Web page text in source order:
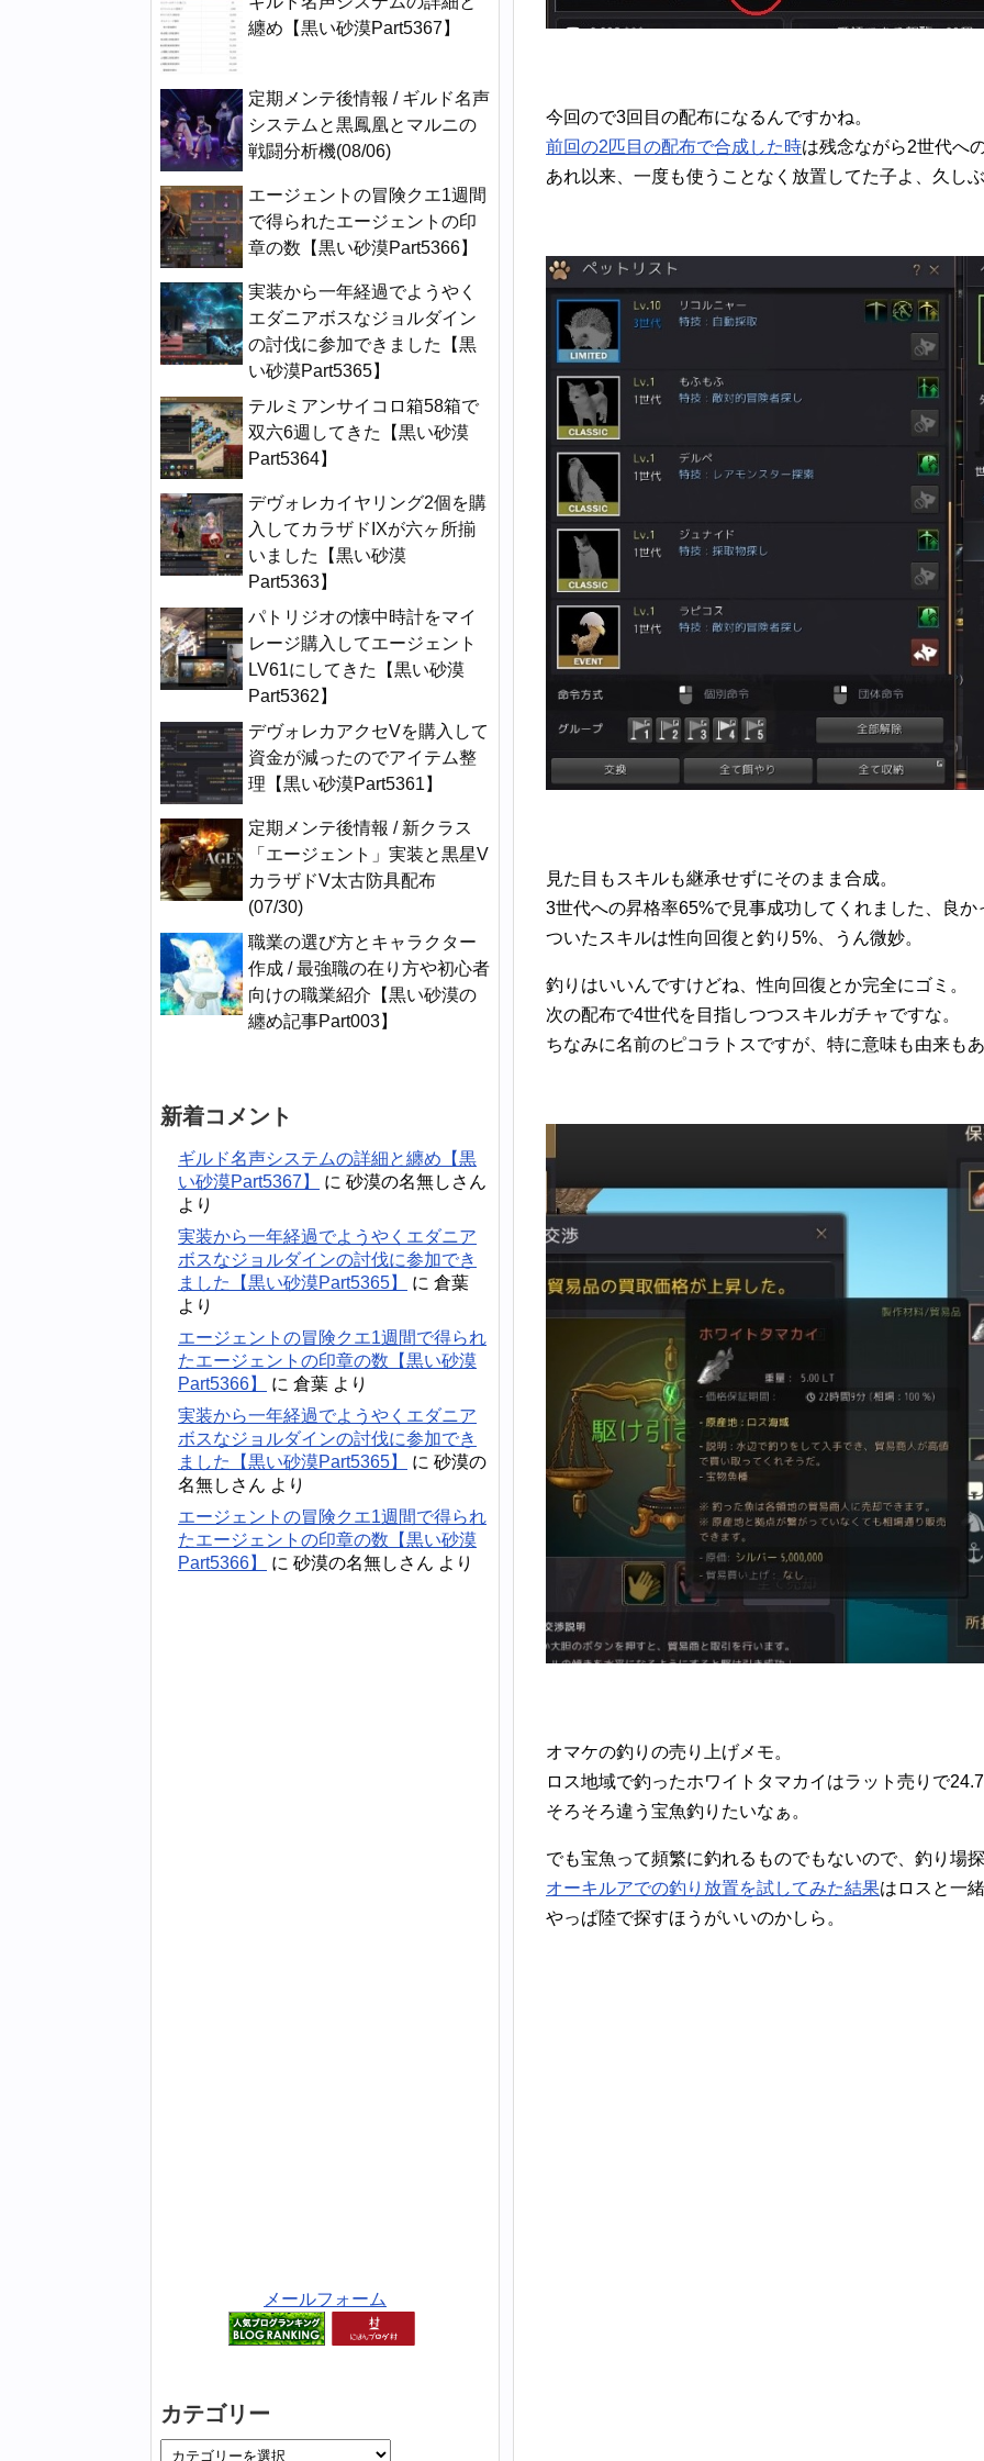
今回ので3回目の配布になるんですかね。
前回の2匹目の配布で合成した時は残念ながら2世代へ
あれ以来、一度も使うことなく放置してた子よ、久し
見た目もスキルも継承せずにそのまま合成。
3世代への昇格率65%で見事成功してくれました、良か
ついたスキルは性向回復と釣り5%、うん微妙。
釣りはいいんですけどね、性向回復とか完全にゴミ。
次の配布で4世代を目指しつつスキルガチャですな。
ちなみに名前のピコラトスですが、特に意味も由来も
オマケの釣りの売り上げメモ。
ロス地域で釣ったホワイトタマカイはラット売りで
そろそろ違う宝魚釣りたいなぁ。
でも宝魚って頻繁に釣れるものでもないので、釣り場
オーキルアでの釣り放置を試してみた結果はロスと一
やっぱ陸で探すほうがいいのかしら。
纏め【黒い砂漠Part5367】
定期メンテ後情報 / ギルド名声
システムと黒鳳凰とマルニの
戦闘分析機(08/06)
エージェントの冒険クエ1週間
で得られたエージェントの印
章の数【黒い砂漠Part5366】
実装から一年経過でようやく
エダニアボスなジョルダイン
の討伐に参加できました【黒
い砂漠Part5365】
テルミアンサイコロ箱58箱で
双六6週してきた【黒い砂漠
Part5364】
デヴォレカイヤリング2個を購
入してカラザドIXが六ヶ所揃
いました【黒い砂漠
Part5363】
パトリジオの懐中時計をマイ
レージ購入してエージェント
LV61にしてきた【黒い砂漠
Part5362】
デヴォレカアクセVを購入して
資金が減ったのでアイテム整
理【黒い砂漠Part5361】
定期メンテ後情報 / 新クラス
「エージェント」実装と黒星V
カラザドV太古防具配布
(07/30)
職業の選び方とキャラクター
作成 / 最強職の在り方や初心者
向けの職業紹介【黒い砂漠の
纏め記事Part003】
新着コメント
ギルド名声システムの詳細と纏め【黒
い砂漠Part5367】
に 砂漠の名無しさん
より
実装から一年経過でようやくエダニア
ボスなジョルダインの討伐に参加でき
ました【黒い砂漠Part5365】
に 倉葉
より
エージェントの冒険クエ1週間で得られ
たエージェントの印章の数【黒い砂漠
Part5366】
に 倉葉 より
実装から一年経過でようやくエダニア
ボスなジョルダインの討伐に参加でき
ました【黒い砂漠Part5365】
に 砂漠の
名無しさん より
エージェントの冒険クエ1週間で得られ
たエージェントの印章の数【黒い砂漠
Part5366】
に 砂漠の名無しさん より
メールフォーム
カテゴリー